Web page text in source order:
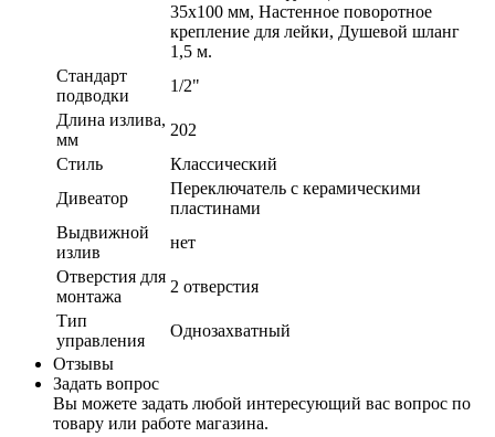
35x100 мм, Настенное поворотное
крепление для лейки, Душевой шланг
1,5 м.
Стандарт
подводки
1/2"
Длина излива,
мм
202
Стиль
Классический
Дивеатор
Переключатель с керамическими
пластинами
Выдвижной
излив
нет
Отверстия для
монтажа
2 отверстия
Тип
управления
Однозахватный
Отзывы
Задать вопрос
Вы можете задать любой интересующий вас вопрос по
товару или работе магазина.